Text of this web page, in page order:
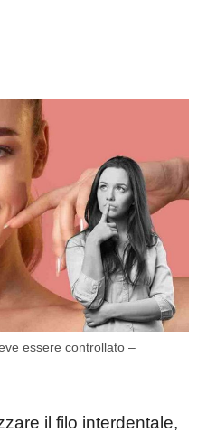
essere controllato –
il filo interdentale,